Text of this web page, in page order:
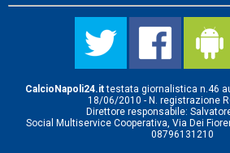
CalcioNapoli24.ittestata giornalistica n.46
18/06/2010 - N. registrazione
Direttore responsabile:
Social Multiservice Cooperativa, Via Dei
08796131210